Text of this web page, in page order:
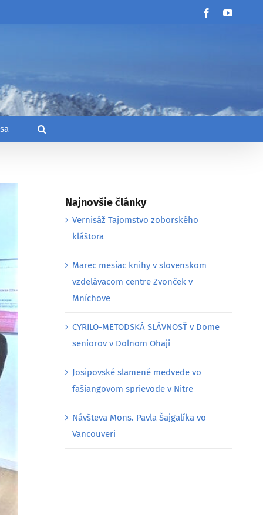
Facebook
Najnovšie články
Vernisáž Tajomstvo zoborského
kláštora
Marec mesiac knihy v slovenskom
vzdelávacom centre Zvonček v
Mníchove
CYRILO-METODSKÁ SLÁVNOSŤ v Dome
seniorov v Dolnom Ohaji
Josipovské slamené medvede vo
fašiangovom sprievode v Nitre
Návšteva Mons. Pavla Šajgalíka vo
Vancouveri